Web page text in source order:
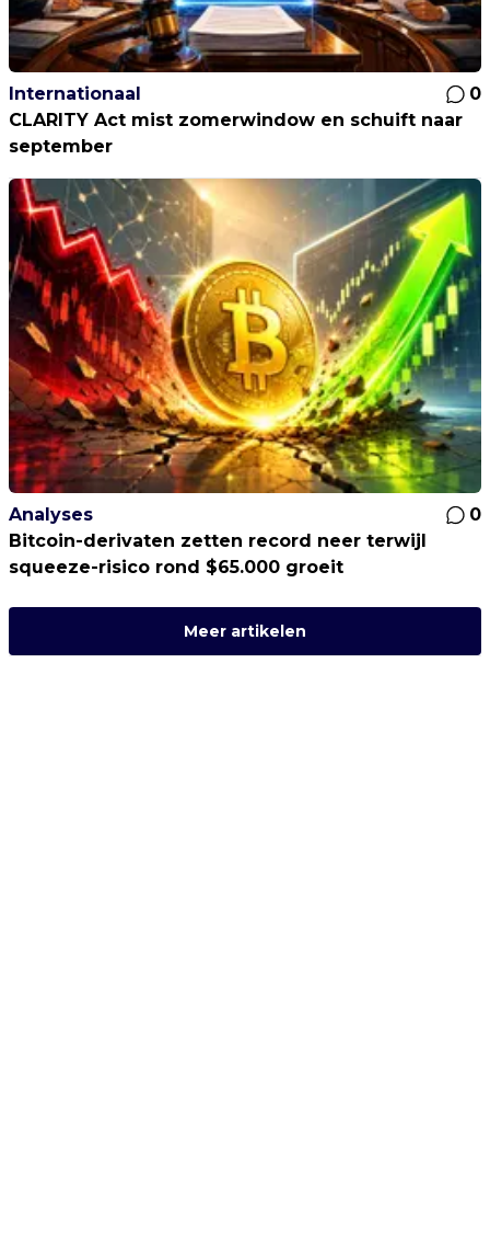
Internationaal
0
CLARITY Act mist zomerwindow en schuift naar
september
Analyses
0
Bitcoin-derivaten zetten record neer terwijl
squeeze-risico rond $65.000 groeit
Meer artikelen